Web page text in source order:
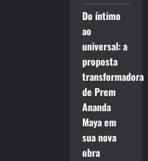
Do íntimo
ao
universal: a
proposta
transformadora
de Prem
Ananda
Maya em
sua nova
obra